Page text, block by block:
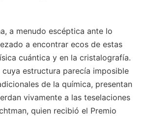
a menudo escéptica ante lo
a encontrar ecos de estas
cuántica y en la cristalografía.
cuya estructura parecía imposible
de la química, presentan
vivamente a las teselaciones
quien recibió el Premio